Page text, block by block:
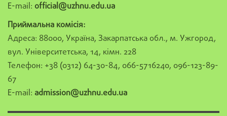
E-mail: official@uzhnu.edu.ua
Приймальна комісія:
Адреса: 88000, Україна, Закарпатська обл., м. Ужгород,
вул. Університетська, 14, кімн. 228
Телефон: +38 (0312) 64-30-84, 066-5716240, 096-123-89-
67
E-mail: admission@uzhnu.edu.ua